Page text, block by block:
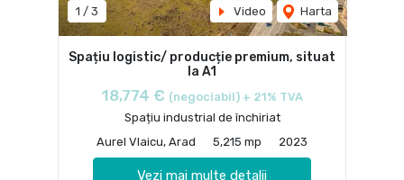
1 / 3 Video Harta
Spațiu logistic/ producție premium, situat
la A1
18,774 € (negociabil) + 21% TVA
Spațiu industrial de închiriat
Aurel Vlaicu, Arad
5,215 mp 2023
Vezi mai multe detalii